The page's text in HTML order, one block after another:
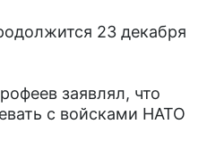
23 декабря
заявлял, что
с войсками НАТО